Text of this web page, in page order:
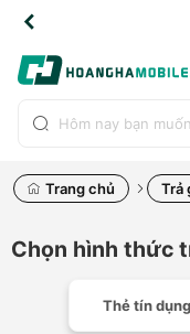
Trang chủ Trả
Chọn hình thức
Thẻ tín dụng